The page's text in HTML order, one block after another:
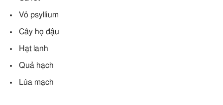
Vỏ psyllium
Cây họ đậu
Hạt lanh
Quả hạch
Lúa mạch